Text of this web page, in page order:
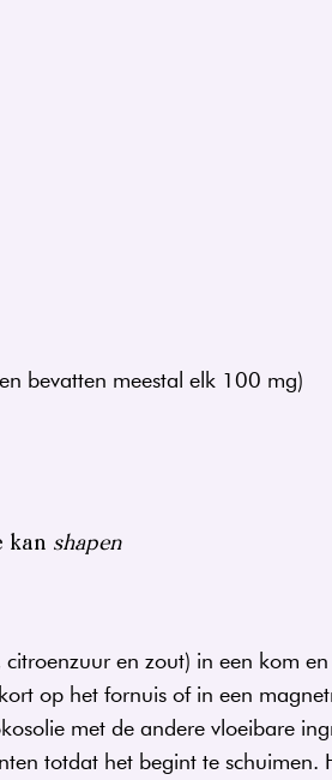
bevatten meestal elk 100 mg)
kan shapen
en zout) in een kom
op het fornuis of in een
met de andere vloeibare
totdat het begint te schuimen.